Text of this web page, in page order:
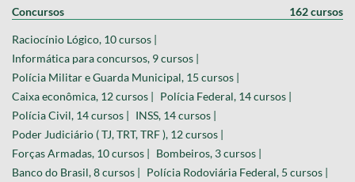
Concursos 162 cursos
Raciocínio Lógico, 10 cursos |
Informática para concursos, 9 cursos |
Polícia Militar e Guarda Municipal, 15 cursos |
Caixa econômica, 12 cursos | Polícia Federal, 14 cursos |
Polícia Civil, 14 cursos | INSS, 14 cursos |
Poder Judiciário ( TJ, TRT, TRF ), 12 cursos |
Forças Armadas, 10 cursos | Bombeiros, 3 cursos |
Banco do Brasil, 8 cursos | Polícia Rodoviária Federal, 5 cursos |